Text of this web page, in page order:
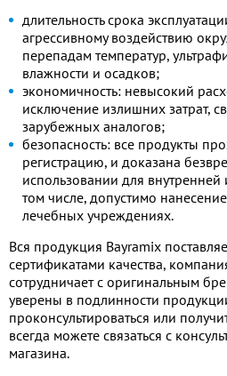
длительность срока
агрессивному воздействию
перепадам температур,
влажности и осадков;
экономичность: невысокий
исключение излишних затрат,
зарубежных аналогов;
безопасность: все продукты
регистрацию, и доказана
использовании для
том числе, допустимо
лечебных учреждениях.
Вся продукция Bayramix
сертификатами качества,
сотрудничает с оригинальным
уверены в подлинности
проконсультироваться или
всегда можете связаться с
магазина.